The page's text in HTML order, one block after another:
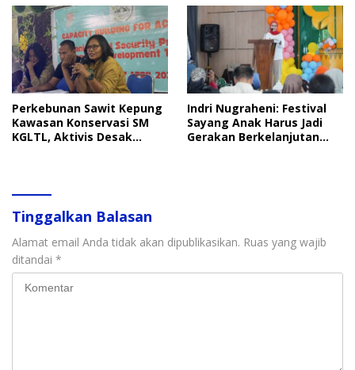
Perkebunan Sawit Kepung
Kawasan Konservasi SM
KGLTL, Aktivis Desak
Indri Nugraheni: Festival
Sayang Anak Harus Jadi
Gerakan Berkelanjutan
Tinggalkan Balasan
Alamat email Anda tidak akan dipublikasikan. Ruas yang wajib
ditandai *